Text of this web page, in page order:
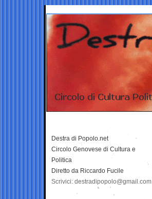
Destra di Popolo.net
Circolo Genovese di Cultura e
Politica
Diretto da Riccardo Fucile
Scrivici: destradipopolo@gmail.com